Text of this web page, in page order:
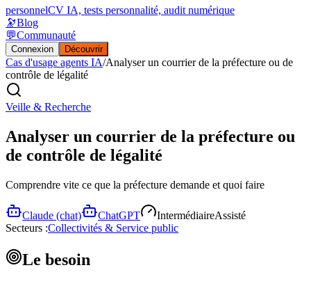
personnelCV IA, tests personnalité, audit numérique
🔭Blog
💬Communauté
Connexion Découvrir
Cas d'usage agents IA/Analyser un courrier de la préfecture ou de
contrôle de légalité
Veille & Recherche
Analyser un courrier de la préfecture ou
de contrôle de légalité
Comprendre vite ce que la préfecture demande et quoi faire
Claude (chat) ChatGPT IntermédiaireAssisté
Secteurs :Collectivités & Service public
Le besoin